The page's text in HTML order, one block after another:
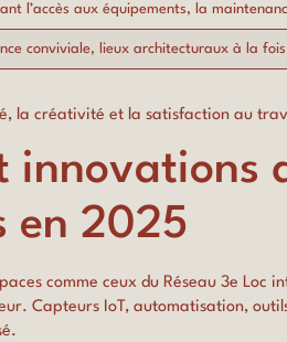
l’accès aux équipements, la
conviviale, lieux architecturaux à la
la créativité et la satisfaction au
innovations
en 2025
comme ceux du Réseau 3e Loc
Capteurs IoT, automatisation,